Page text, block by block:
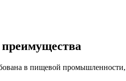
преимущества
в пищевой